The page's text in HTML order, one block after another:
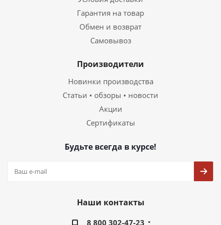
Гарантия на товар
Обмен и возврат
Самовывоз
Производители
Новинки производства
Статьи • обзоры • новости
Акции
Сертификаты
Будьте всегда в курсе!
Наши контакты
8 800 302-47-23